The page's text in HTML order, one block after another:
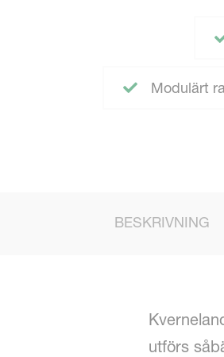
Modulärt
BESKRIVNING
utförs